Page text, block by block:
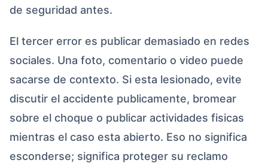
de seguridad antes.
El tercer error es publicar demasiado en redes
sociales. Una foto, comentario o video puede
sacarse de contexto. Si esta lesionado, evite
discutir el accidente publicamente, bromear
sobre el choque o publicar actividades fisicas
mientras el caso esta abierto. Eso no significa
esconderse; significa proteger su reclamo